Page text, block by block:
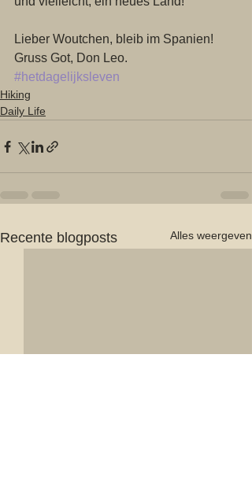
Lieber Woutchen, bleib im Spanien!
Gruss Got, Don Leo.
#hetdagelijksleven
Hiking
Daily Life
Recente blogposts Alles weergeven